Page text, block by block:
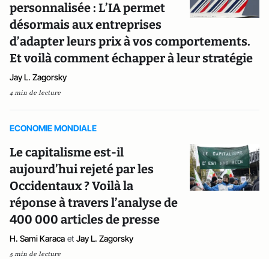
personnalisée : L’IA permet
désormais aux entreprises
d’adapter leurs prix à vos comportements.
Et voilà comment échapper à leur stratégie
Jay L. Zagorsky
4 min de lecture
ECONOMIE MONDIALE
Le capitalisme est-il
aujourd’hui rejeté par les
Occidentaux ? Voilà la
réponse à travers l’analyse de
400 000 articles de presse
H. Sami Karaca et Jay L. Zagorsky
5 min de lecture